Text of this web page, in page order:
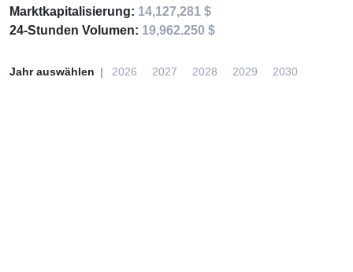
Marktkapitalisierung: 14,127,281 $
24-Stunden Volumen: 19,962.250 $
Jahr auswählen 2026 2027 2028 2029 2030